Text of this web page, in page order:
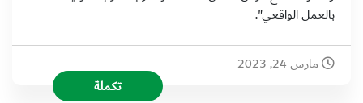
بالعمل الواقعي".
مارس 24, 2023
تكملة